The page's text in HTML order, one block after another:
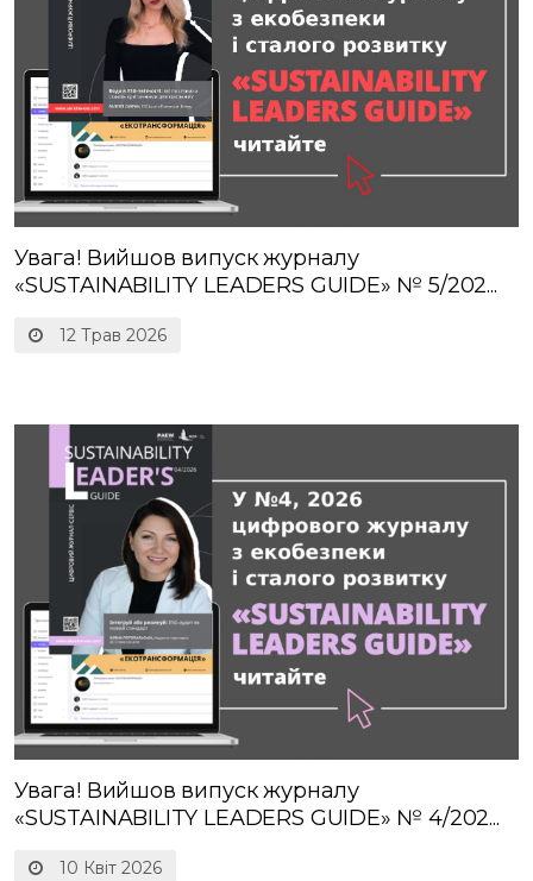
12 Трав 2026
Увага! Вийшов випуск журналу
«SUSTAINABILITY LEADERS GUIDE» № 5/202...
10 Квіт 2026
Увага! Вийшов випуск журналу
«SUSTAINABILITY LEADERS GUIDE» № 4/202...